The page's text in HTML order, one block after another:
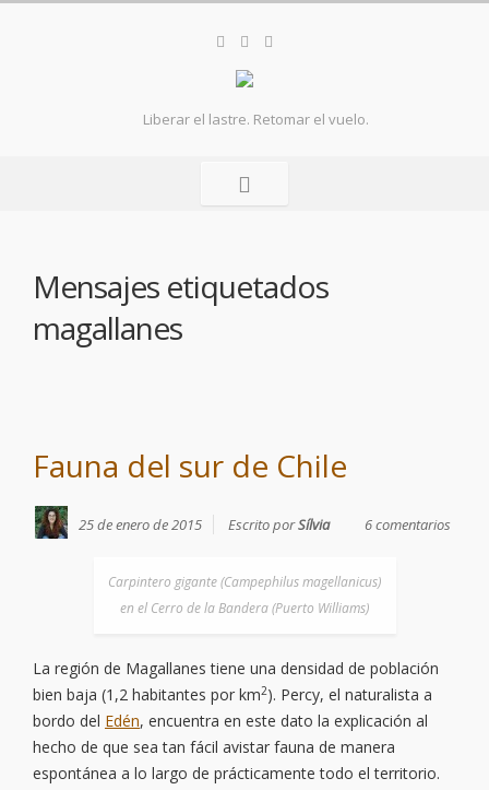
Liberar el lastre. Retomar el vuelo.
Mensajes etiquetados
magallanes
Fauna del sur de Chile
25 de enero de 2015 6 comentarios
Escrito porSílvia
Carpintero gigante (Campephilus magellanicus)
en el Cerro de la Bandera (Puerto Williams)
La región de Magallanes tiene una densidad de población
bien baja (1,2 habitantes por km2). Percy, el naturalista a
bordo del Edén, encuentra en este dato la explicación al
hecho de que sea tan fácil avistar fauna de manera
espontánea a lo largo de prácticamente todo el territorio.